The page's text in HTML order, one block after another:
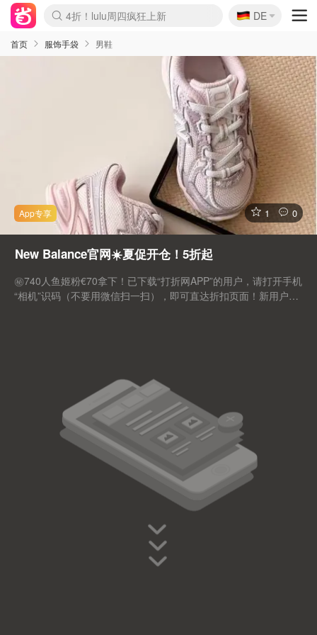
Boticinal 夏促开抢！
4折！lulu周四疯狂上新
还没结束！&OtherStories大促
Joybuy变相75折 随时失效
速领！Stanley独家85折
疑似霸哥！Camper额外叠85折
Zalando 奥莱闪促！每日更新
Moncler反季囤！5折起+叠9折
Coach Brooklyn仅€192
🇩🇪
DE
首页 服饰手袋 男鞋
1 0
New Balance官网☀️夏促开仓！5折起
㊙️740人鱼姬粉€70拿下！已下载“打折网APP”的用户，请打开手机
“相机”识码（不要用微信扫一扫），即可直达折扣页面！新用户识